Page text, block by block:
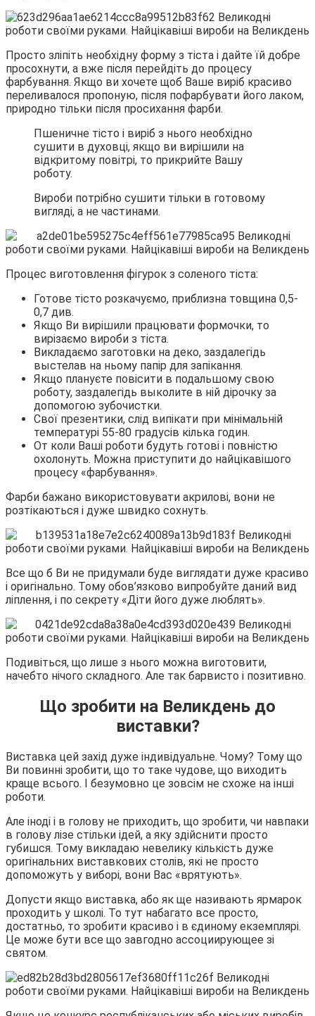
Просто зліпіть необхідну форму з тіста і дайте їй добре
просохнути, а вже після перейдіть до процесу
фарбування. Якщо ви хочете щоб Ваше виріб красиво
переливалося пропоную, після пофарбувати його лаком,
природно тільки після просихання фарби.
Пшеничне тісто і виріб з нього необхідно
сушити в духовці, якщо ви вирішили на
відкритому повітрі, то прикрийте Вашу
роботу.
Вироби потрібно сушити тільки в готовому
вигляді, а не частинами.
Процес виготовлення фігурок з соленого тіста:
Готове тісто розкачуємо, приблизна товщина 0,5-
0,7 див.
Якщо Ви вирішили працювати формочки, то
вирізаємо вироби з тіста.
Викладаємо заготовки на деко, заздалегідь
выстелав на ньому папір для запікання.
Якщо плануєте повісити в подальшому свою
роботу, заздалегідь выколите в ній дірочку за
допомогою зубочистки.
Свої презентики, слід випікати при мінімальній
температурі 55-80 градусів кілька годин.
От коли Ваші роботи будуть готові і повністю
охолонуть. Можна приступити до найцікавішого
процесу «фарбування».
Фарби бажано використовувати акрилові, вони не
розтікаються і дуже швидко сохнуть.
Все що б Ви не придумали буде виглядати дуже красиво
і оригінально. Тому обов’язково випробуйте даний вид
ліплення, і по секрету «Діти його дуже люблять».
Подивіться, що лише з нього можна виготовити,
начебто нічого складного. Але так барвисто і позитивно.
Що зробити на Великдень до
виставки?
Виставка цей захід дуже індивідуальне. Чому? Тому що
Ви повинні зробити, що то таке чудове, що виходить
краще всього. І безумовно це зовсім не схоже на інші
роботи.
Але іноді і в голову не приходить, що зробити, чи навпаки
в голову лізе стільки ідей, а яку здійснити просто
губишся. Тому викладаю невелику кількість дуже
оригінальних виставкових столів, які не просто
допоможуть у виборі, вони Вас «врятують».
Допусти якщо виставка, або як ще називають ярмарок
проходить у школі. То тут набагато все просто,
достатньо, то зробити красиво і в єдиному екземплярі.
Це може бути все що завгодно ассоциирующее зі
святом.